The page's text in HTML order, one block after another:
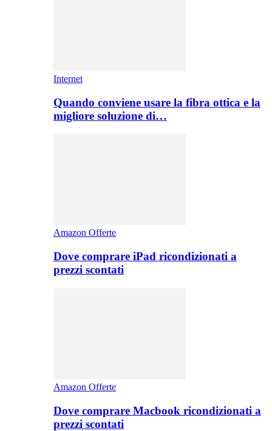
Internet
Quando conviene usare la fibra ottica e la
migliore soluzione di…
Amazon Offerte
Dove comprare iPad ricondizionati a
prezzi scontati
Amazon Offerte
Dove comprare Macbook ricondizionati a
prezzi scontati